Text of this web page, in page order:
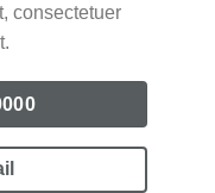
consectetuer